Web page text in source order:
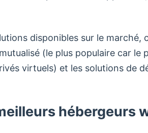
disponibles sur le marché,
(le plus populaire car le
virtuels) et les solutions de
hébergeurs